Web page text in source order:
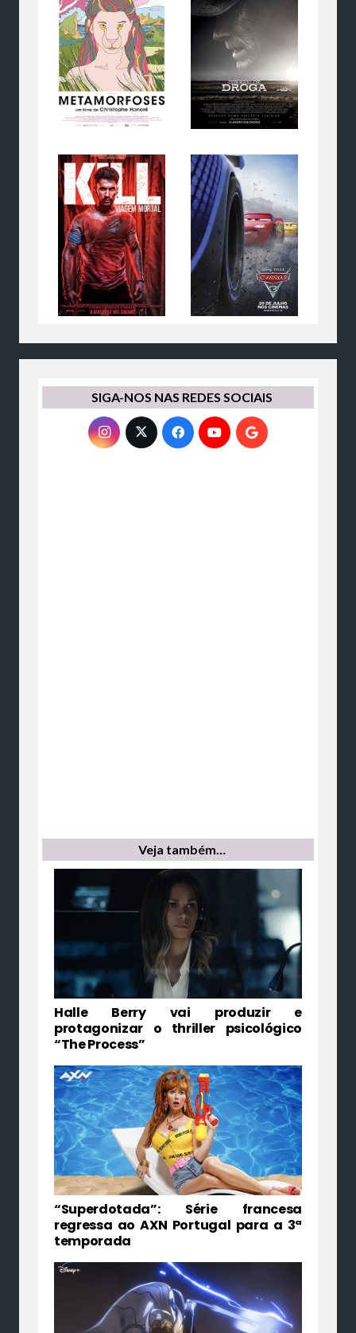
SIGA-NOS NAS REDES SOCIAIS
Veja também…
Halle Berry vai produzir e
protagonizar o thriller psicológico
“The Process”
“Superdotada”: Série francesa
regressa ao AXN Portugal para a 3ª
temporada